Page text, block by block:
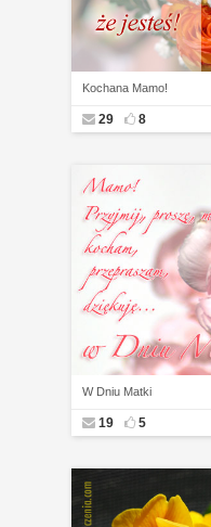
Kochana Mamo!
29 8
W Dniu Matki
19 5